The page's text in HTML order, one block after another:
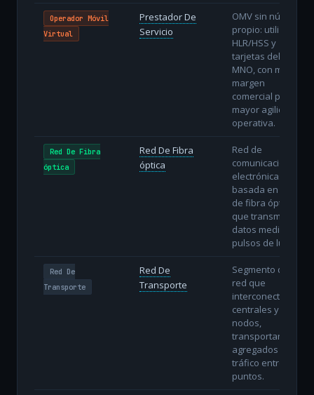
Operador Móvil
Virtual
Prestador De
Servicio
OMV sin núcleo
propio: utiliza
HLR/HSS y
tarjetas del
MNO, con menor
margen
comercial pero
mayor agilidad
operativa.
Red De Fibra
óptica
Red De Fibra
óptica
Red de
comunicaciones
electrónicas
basada en hilos
de fibra óptica
que transmiten
datos mediante
pulsos de luz.
Red De
Transporte
Red De
Transporte
Segmento de
red que
interconecta
centrales y
nodos,
transportando
agregados de
tráfico entre
puntos.